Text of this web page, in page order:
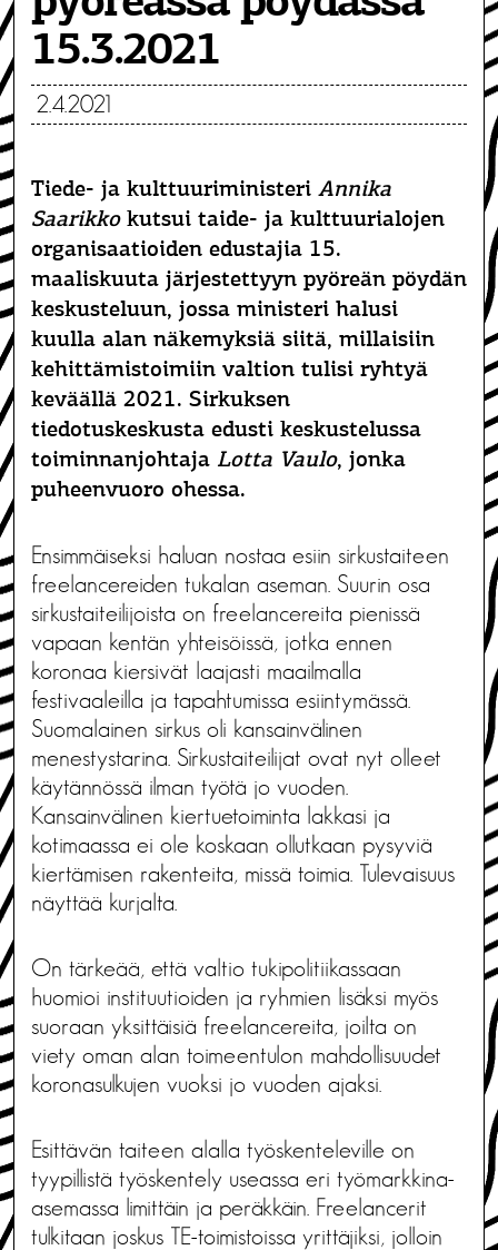
15.3.2021
2.4.2021
Tiede- ja kulttuuriministeri Annika
Saarikkokutsui taide- ja kulttuurialojen
organisaatioiden edustajia 15.
maaliskuuta järjestettyyn pyöreän pöydän
keskusteluun, jossa ministeri halusi
kuulla alan näkemyksiä siitä, millaisiin
kehittämistoimiin valtion tulisi ryhtyä
keväällä 2021. Sirkuksen
tiedotuskeskusta edusti keskustelussa
toiminnanjohtaja Lotta Vaulo, jonka
puheenvuoro ohessa.
Ensimmäiseksi haluan nostaa esiin sirkustaiteen
freelancereiden tukalan aseman. Suurin osa
sirkustaiteilijoista on freelancereita pienissä
vapaan kentän yhteisöissä, jotka ennen
koronaa kiersivät laajasti maailmalla
festivaaleilla ja tapahtumissa esiintymässä.
Suomalainen sirkus oli kansainvälinen
menestystarina. Sirkustaiteilijat ovat nyt olleet
käytännössä ilman työtä jo vuoden.
Kansainvälinen kiertuetoiminta lakkasi ja
kotimaassa ei ole koskaan ollutkaan pysyviä
kiertämisen rakenteita, missä toimia. Tulevaisuus
näyttää kurjalta.
On tärkeää, että valtio tukipolitiikassaan
huomioi instituutioiden ja ryhmien lisäksi myös
suoraan yksittäisiä freelancereita, joilta on
viety oman alan toimeentulon mahdollisuudet
koronasulkujen vuoksi jo vuoden ajaksi.
Esittävän taiteen alalla työskenteleville on
tyypillistä työskentely useassa eri työmarkkina-
asemassa limittäin ja peräkkäin. Freelancerit
tulkitaan joskus TE-toimistoissa yrittäjiksi, jolloin